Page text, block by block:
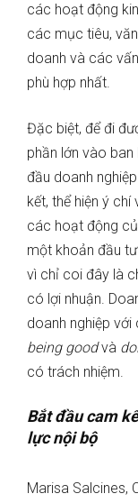
các hoạt động
các mục tiêu,
doanh và các
phù hợp nhất.
Đặc biệt, để đi
phần lớn vào
đầu doanh
kết, thể hiện ý
các hoạt động
một khoản đầu
vì chỉ coi đây là
có lợi nhuận.
doanh nghiệp với
being goodvà
có trách nhiệm.
Bắt đầu cam
lực nội bộ
Marisa Salcines,